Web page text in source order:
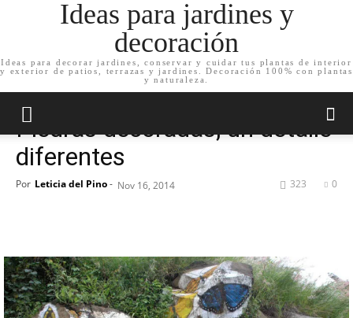
Ideas para jardines y
decoración
Ideas para decorar jardines, conservar y cuidar tus plantas de interior
y exterior de patios, terrazas y jardines. Decoración 100% con plantas
y naturaleza.
Inicio Decoración de jardín Complementos de jardín
Piedras decoradas, un detalle
diferentes
Por Leticia del Pino- Nov 16, 2014 0
323